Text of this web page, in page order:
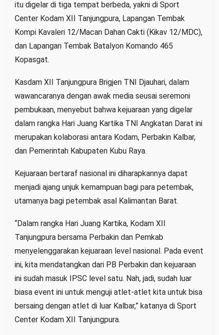
itu digelar di tiga tempat berbeda, yakni di Sport
Center Kodam XII Tanjungpura, Lapangan Tembak
Kompi Kavaleri 12/Macan Dahan Cakti (Kikav 12/MDC),
dan Lapangan Tembak Batalyon Komando 465
Kopasgat.
Kasdam XII Tanjungpura Brigjen TNI Djauhari, dalam
wawancaranya dengan awak media seusai seremoni
pembukaan, menyebut bahwa kejuaraan yang digelar
dalam rangka Hari Juang Kartika TNI Angkatan Darat ini
merupakan kolaborasi antara Kodam, Perbakin Kalbar,
dan Pemerintah Kabupaten Kubu Raya.
Kejuaraan bertaraf nasional ini diharapkannya dapat
menjadi ajang unjuk kemampuan bagi para petembak,
utamanya bagi petembak asal Kalimantan Barat.
“Dalam rangka Hari Juang Kartika, Kodam XII
Tanjungpura bersama Perbakin dan Pemkab
menyelenggarakan kejuaraan level nasional. Pada event
ini, kita mendatangkan dari PB Perbakin dan kejuaraan
ini sudah masuk IPSC level satu. Nah, jadi, sudah luar
biasa event ini untuk menguji atlet-atlet kita untuk bisa
bersaing dengan atlet di luar Kalbar,” katanya di Sport
Center Kodam XII Tanjungpura.